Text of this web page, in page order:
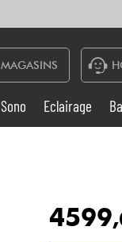
MAGASINS
Belgique
België
Sono
Sono Eclairage
4599